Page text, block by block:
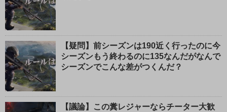
【疑問】前シーズンは190近く行ったのに今
シーズンもう終わるのに135なんだがなんで
シーズンでこんな差がつくんだ？
【議論】この糞レジャーならチーター大歓